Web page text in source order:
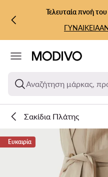
ΜΕΤΆΒΑΣΗ ΣΤΟ ΚΎΡΙΟ
ΜΕΤΆΒΑΣΗ ΣΤΗΝ
Τελευταία πνοή
ΓΥΝΑΙΚΕΙΑ
Αναζήτηση μάρκας,
Σακίδια Πλάτης
Ευκαιρία